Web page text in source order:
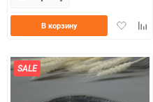
Добавить
В корзину
SALE